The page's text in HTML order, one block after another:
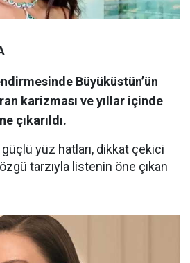
Büyüküstün’ün
karizması ve yıllar içinde
çıkarıldı.
güçlü yüz hatları, dikkat çekici
tarzıyla listenin öne çıkan